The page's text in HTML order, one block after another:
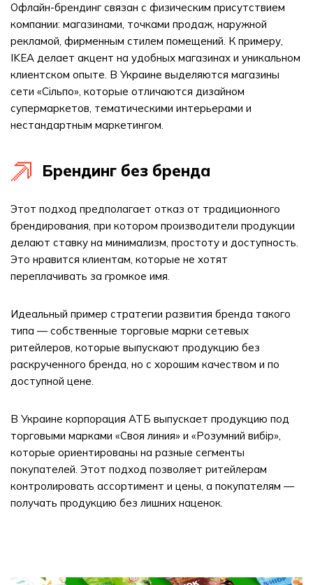
Офлайн-брендинг связан с физическим присутствием
компании: магазинами, точками продаж, наружной
рекламой, фирменным стилем помещений. К примеру,
IKEA делает акцент на удобных магазинах и уникальном
клиентском опыте. В Украине выделяются магазины
сети «Сільпо», которые отличаются дизайном
супермаркетов, тематическими интерьерами и
нестандартным маркетингом.
Брендинг без бренда
Этот подход предполагает отказ от традиционного
брендирования, при котором производители продукции
делают ставку на минимализм, простоту и доступность.
Это нравится клиентам, которые не хотят
переплачивать за громкое имя.
Идеальный пример стратегии развития бренда такого
типа — собственные торговые марки сетевых
ритейлеров, которые выпускают продукцию без
раскрученного бренда, но с хорошим качеством и по
доступной цене.
В Украине корпорация АТБ выпускает продукцию под
торговыми марками «Своя линия» и «Розумний вибір»,
которые ориентированы на разные сегменты
покупателей. Этот подход позволяет ритейлерам
контролировать ассортимент и цены, а покупателям —
получать продукцию без лишних наценок.